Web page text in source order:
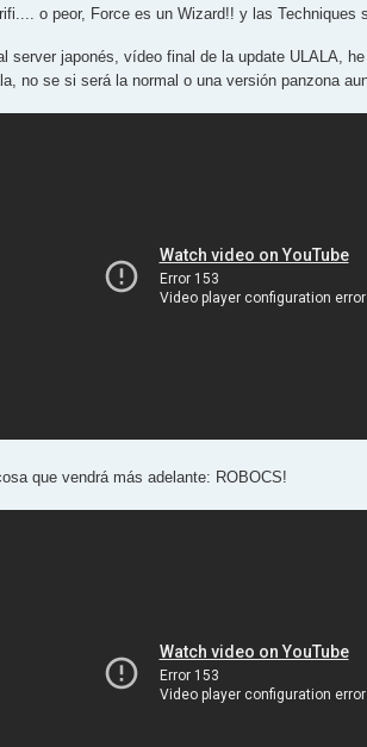
o peor, Force es un Wizard!! y las Techniques
server japonés, vídeo final de la update ULALA,
no se si será la normal o una versión panzona
que vendrá más adelante: ROBOCS!